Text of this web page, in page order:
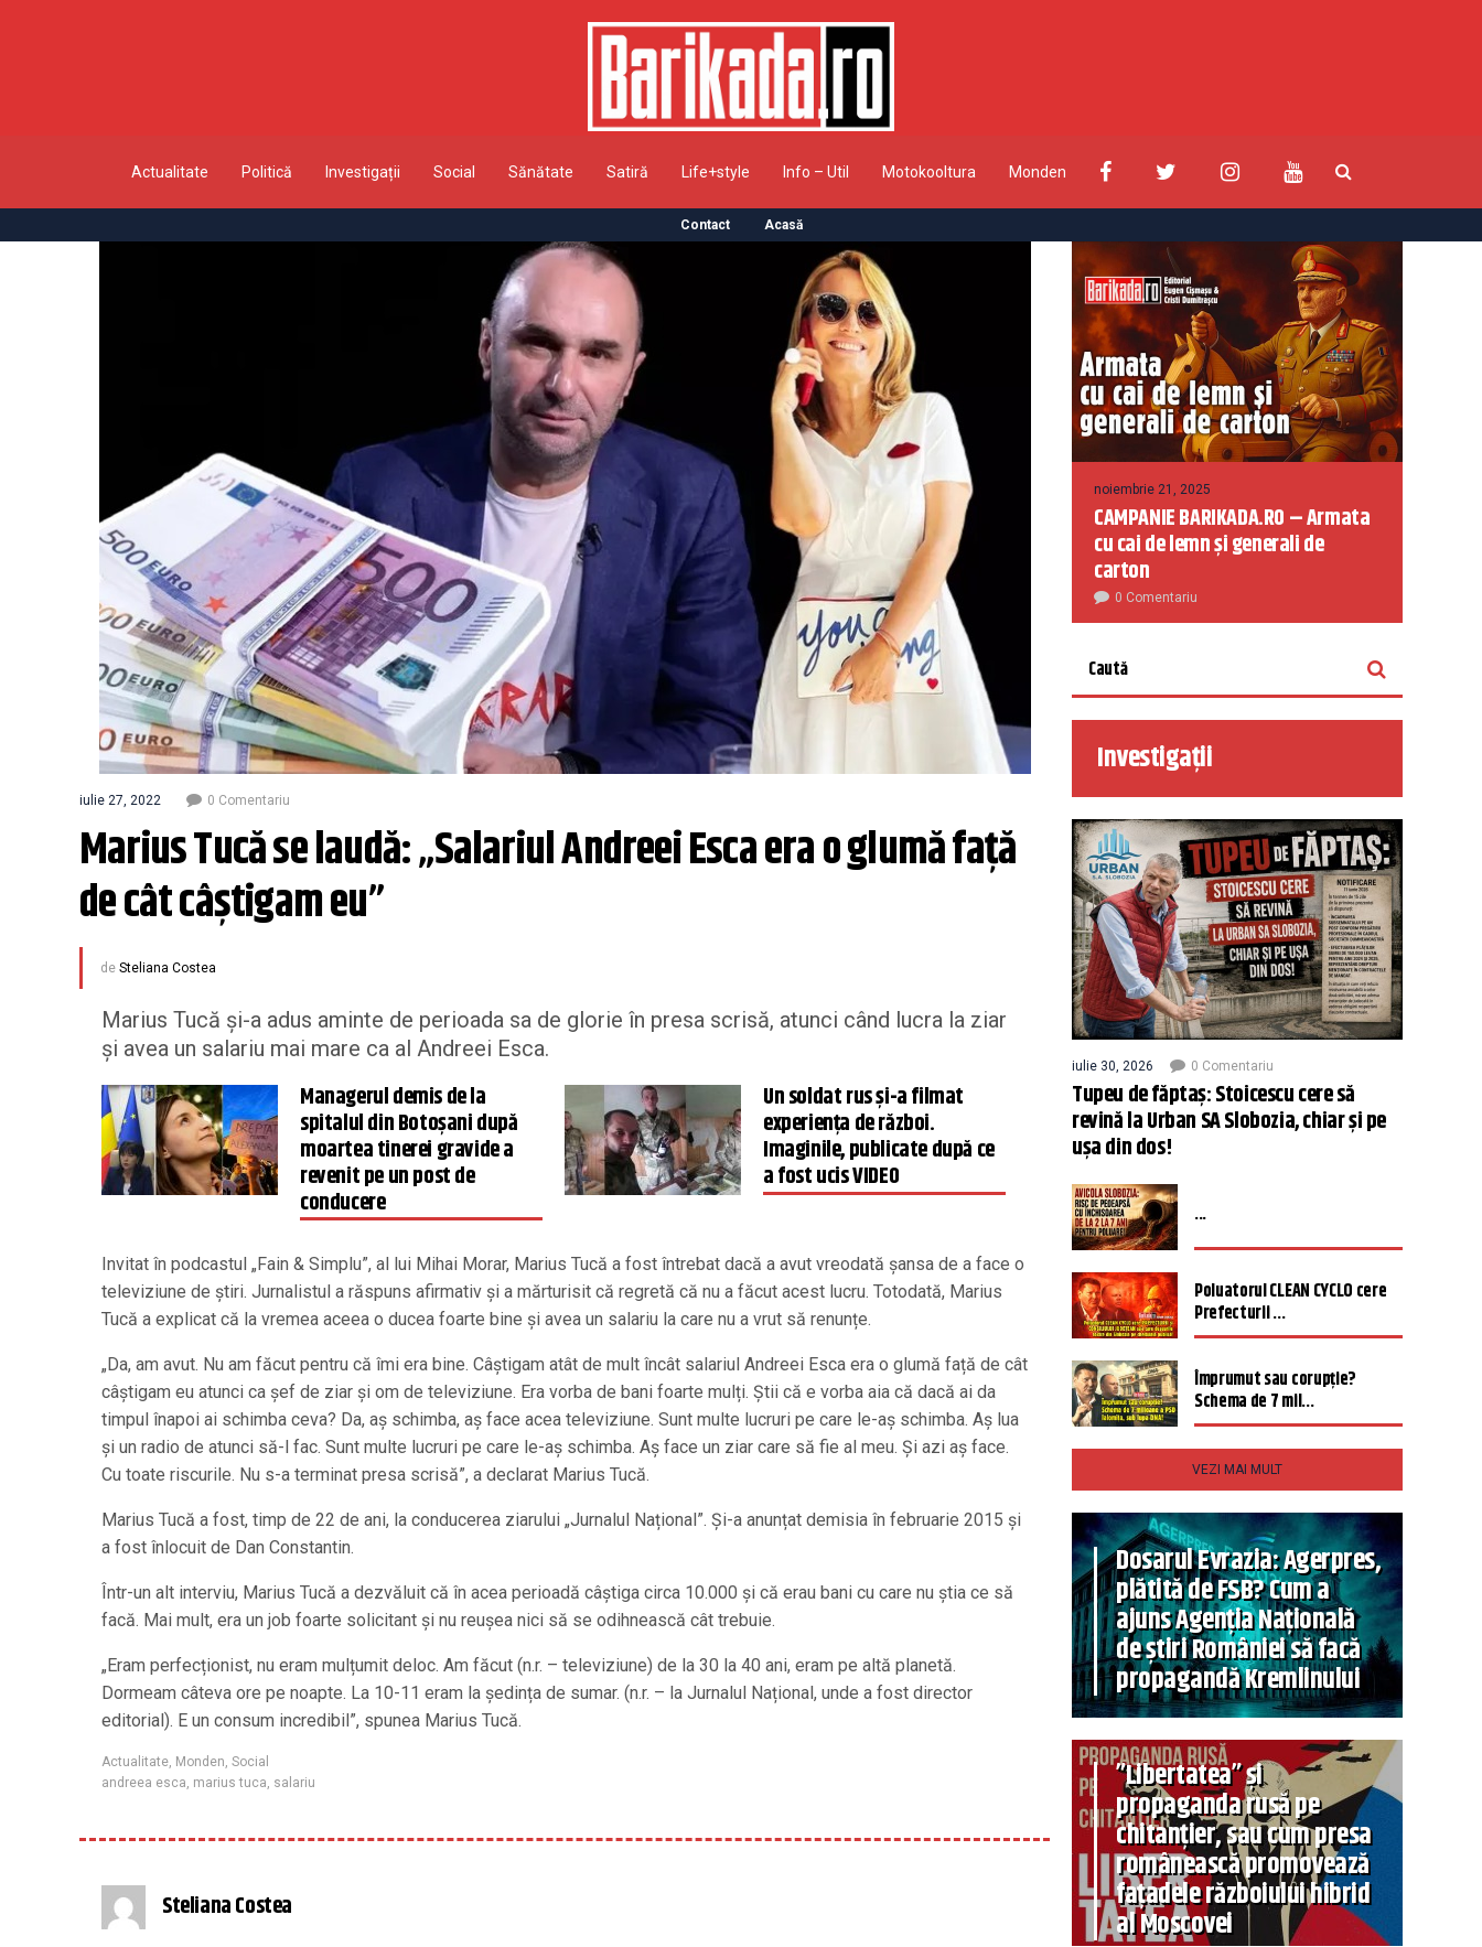
Actualitate Politică Investigații Social Sănătate Satiră Life+style Info – Util Motokooltura Monden
Contact Acasă
iulie 27, 2022 0 Comentariu
Marius Tucă se laudă: „Salariul Andreei Esca era o glumă față
de cât câștigam eu”
de Steliana Costea
Marius Tucă și-a adus aminte de perioada sa de glorie în presa scrisă, atunci când lucra la ziar
și avea un salariu mai mare ca al Andreei Esca.
Managerul demis de la
spitalul din Botoșani după
moartea tinerei gravide a
revenit pe un post de
conducere
Un soldat rus și-a filmat
experiența de război.
Imaginile, publicate după ce
a fost ucis VIDEO
Invitat în podcastul „Fain & Simplu”, al lui Mihai Morar, Marius Tucă a fost întrebat dacă a avut vreodată șansa de a face o
televiziune de știri. Jurnalistul a răspuns afirmativ și a mărturisit că regretă că nu a făcut acest lucru. Totodată, Marius
Tucă a explicat că la vremea aceea o ducea foarte bine și avea un salariu la care nu a vrut să renunțe.
„Da, am avut. Nu am făcut pentru că îmi era bine. Câștigam atât de mult încât salariul Andreei Esca era o glumă față de cât
câștigam eu atunci ca șef de ziar și om de televiziune. Era vorba de bani foarte mulți. Știi că e vorba aia că dacă ai da
timpul înapoi ai schimba ceva? Da, aș schimba, aș face acea televiziune. Sunt multe lucruri pe care le-aș schimba. Aș lua
și un radio de atunci să-l fac. Sunt multe lucruri pe care le-aș schimba. Aș face un ziar care să fie al meu. Și azi aș face.
Cu toate riscurile. Nu s-a terminat presa scrisă”, a declarat Marius Tucă.
Marius Tucă a fost, timp de 22 de ani, la conducerea ziarului „Jurnalul Național”. Și-a anunțat demisia în februarie 2015 și
a fost înlocuit de Dan Constantin.
Într-un alt interviu, Marius Tucă a dezvăluit că în acea perioadă câștiga circa 10.000 și că erau bani cu care nu știa ce să
facă. Mai mult, era un job foarte solicitant și nu reușea nici să se odihnească cât trebuie.
„Eram perfecționist, nu eram mulțumit deloc. Am făcut (n.r. – televiziune) de la 30 la 40 ani, eram pe altă planetă.
Dormeam câteva ore pe noapte. La 10-11 eram la ședința de sumar. (n.r. – la Jurnalul Național, unde a fost director
editorial). E un consum incredibil”, spunea Marius Tucă.
Actualitate, Monden, Social
andreea esca, marius tuca, salariu
Steliana Costea
noiembrie 21, 2025
CAMPANIE BARIKADA.RO – Armata
cu cai de lemn și generali de
carton
0 Comentariu
Investigații
iulie 30, 2026 0 Comentariu
Tupeu de făptaș: Stoicescu cere să
revină la Urban SA Slobozia, chiar și pe
ușa din dos!
...
Poluatorul CLEAN CYCLO cere
Prefecturii ...
Împrumut sau corupție?
Schema de 7 mil...
VEZI MAI MULT
Dosarul Evrazia: Agerpres,
plătită de FSB? Cum a
ajuns Agenția Națională
de știri României să facă
propagandă Kremlinului
”Libertatea” și
propaganda rusă pe
chitanțier, sau cum presa
românească promovează
fațadele războiului hibrid
al Moscovei